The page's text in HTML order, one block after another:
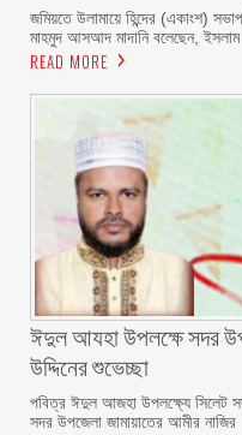
জমিয়তে উলামায়ে হিন্দের (একাংশ)
মাহমুদ আসআদ মাদানি বলেছেন, ইসলাম
READ MORE
ঈদুল আযহা উপলক্ষে সদর
উদ্দিনের শুভেচ্ছা
পবিত্র ঈদুল আজহা উপলক্ষ্যে সিলেট
সদর উপজেলা জামায়াতের আমীর নাজির